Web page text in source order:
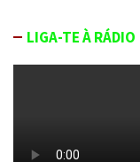
LIGA-TE À RÁDIO